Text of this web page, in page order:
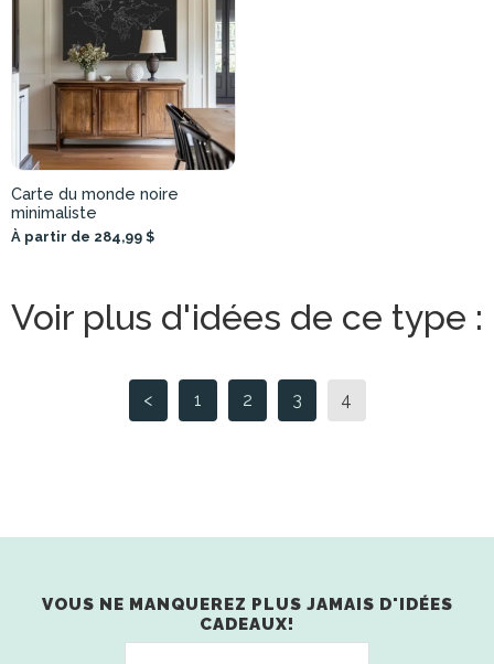
Carte du monde noire
minimaliste
À partir de 284,99 $
Voir plus d'idées de ce type :
< 1 2 3 4
VOUS NE MANQUEREZ PLUS JAMAIS D'IDÉES
CADEAUX!